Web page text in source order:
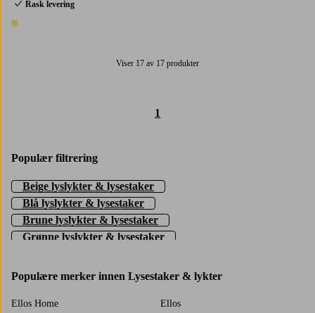
Rask levering
1 farge
Viser 17 av 17 produkter
1
Populær filtrering
Beige lyslykter & lysestaker
Blå lyslykter & lysestaker
Brune lyslykter & lysestaker
Grønne lyslykter & lysestaker
Lilla lyslkter og lysestaker
Lyslykter & lysestaker – Sølv
Populære merker innen Lysestaker & lykter
Ellos Home
Ellos